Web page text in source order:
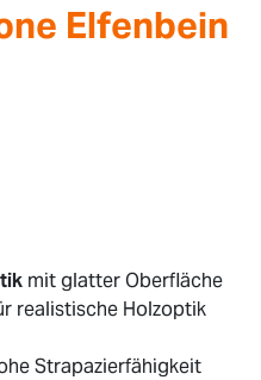
Elfenbein
mit glatter Oberfläche
realistische Holzoptik
Strapazierfähigkeit